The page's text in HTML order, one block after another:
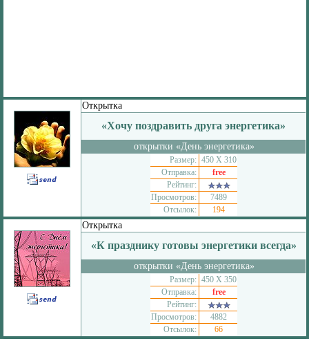
Открытка
«Хочу поздравить друга энергетика»
открытки «День энергетика»
Размер: 450 Х 310
Отправка:
free
Рейтинг:
Просмотров:
7489
Отсылок:
194
Открытка
«К празднику готовы энергетики всегда»
открытки «День энергетика»
Размер: 450 Х 350
Отправка:
free
Рейтинг:
Просмотров:
4882
Отсылок:
66